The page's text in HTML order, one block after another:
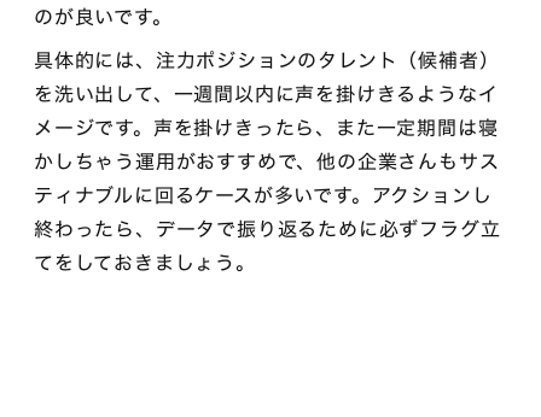
のが良いです。
具体的には、注力ポジションのタレント（候補者）
を洗い出して、一週間以内に声を掛けきるようなイ
メージです。声を掛けきったら、また一定期間は寝
かしちゃう運用がおすすめで、他の企業さんもサス
ティナブルに回るケースが多いです。アクションし
終わったら、データで振り返るために必ずフラグ立
てをしておきましょう。